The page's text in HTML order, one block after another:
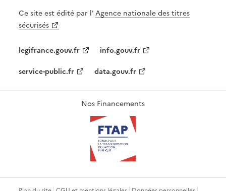
Ce site est édité par l'Agence nationale des titres
sécurisés
legifrance.gouv.fr
info.gouv.fr
service-public.fr
data.gouv.fr
Nos Financements